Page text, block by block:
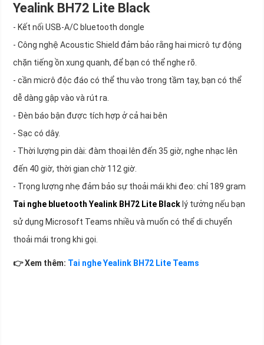
Yealink BH72 Lite Black
- Kết nối USB-A/C bluetooth dongle
- Công nghệ Acoustic Shield đảm bảo rằng hai micrô tự động
chặn tiếng ồn xung quanh, để bạn có thể nghe rõ.
- cần micrô độc đáo có thể thu vào trong tầm tay, bạn có thể
dễ dàng gập vào và rút ra.
- Đèn báo bận được tích hợp ở cả hai bên
- Sạc có dây.
- Thời lượng pin dài: đàm thoại lên đến 35 giờ, nghe nhạc lên
đến 40 giờ, thời gian chờ 112 giờ.
- Trọng lượng nhẹ đảm bảo sự thoải mái khi đeo: chỉ 189 gram
Tai nghe bluetooth Yealink BH72 Lite Black lý tưởng nếu bạn
sử dụng Microsoft Teams nhiều và muốn có thể di chuyển
thoải mái trong khi gọi.
👉 Xem thêm: Tai nghe Yealink BH72 Lite Teams